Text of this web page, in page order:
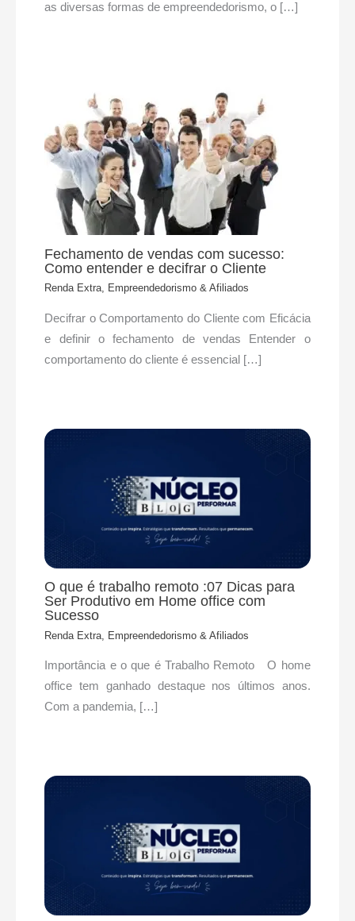
as diversas formas de empreendedorismo, o […]
Fechamento de vendas com sucesso:
Como entender e decifrar o Cliente
Renda Extra, Empreendedorismo & Afiliados
Decifrar o Comportamento do Cliente com Eficácia
e definir o fechamento de vendas Entender o
comportamento do cliente é essencial […]
O que é trabalho remoto :07 Dicas para
Ser Produtivo em Home office com
Sucesso
Renda Extra, Empreendedorismo & Afiliados
Importância e o que é Trabalho Remoto O home
office tem ganhado destaque nos últimos anos.
Com a pandemia, […]